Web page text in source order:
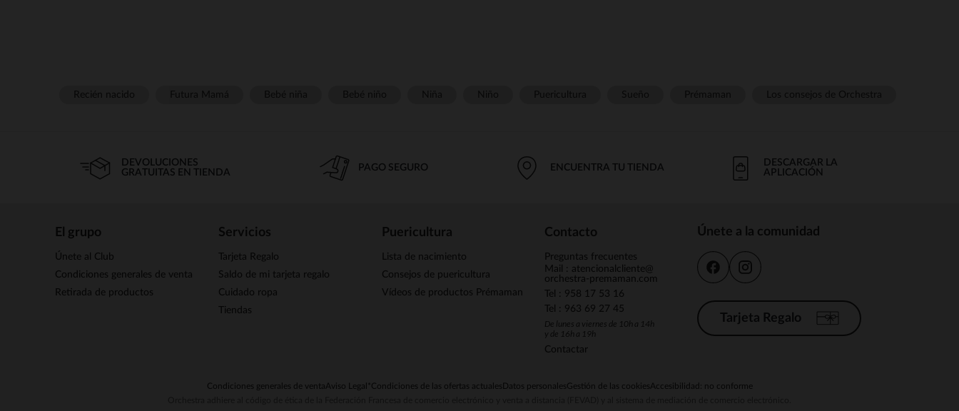
DEVOLUCIONES
GRATUITAS EN TIENDA
PAGO SEGURO ENCUENTRA TU TIENDA
DESCARGAR LA
APLICACIÓN
El grupo
Únete al Club
Condiciones generales de venta
Retirada de productos
Servicios
Tarjeta Regalo
Saldo de mi tarjeta regalo
Cuidado ropa
Tiendas
Puericultura
Lista de nacimiento
Consejos de puericultura
Vídeos de productos Prémaman
Contacto
Preguntas frecuentes
Mail : atencionalcliente@
orchestra-premaman.com
Tel : 958 17 53 16
Tel : 963 69 27 45
De lunes a viernes de 10h a 14h
y de 16h a 19h
Contactar
Únete a la comunidad
Tarjeta Regalo
Condiciones generales de ventaAviso Legal *Condiciones de las ofertas actuales Datos personalesGestión de las cookiesAccesibilidad: no conforme